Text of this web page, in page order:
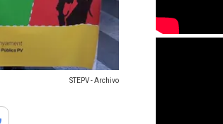
STEPV - Archivo